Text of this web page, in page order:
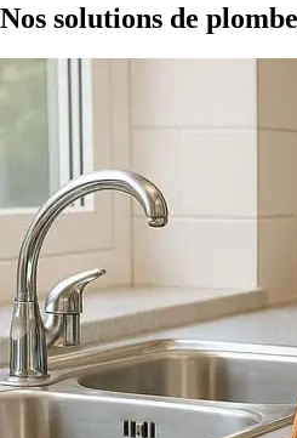
Nos solutions de